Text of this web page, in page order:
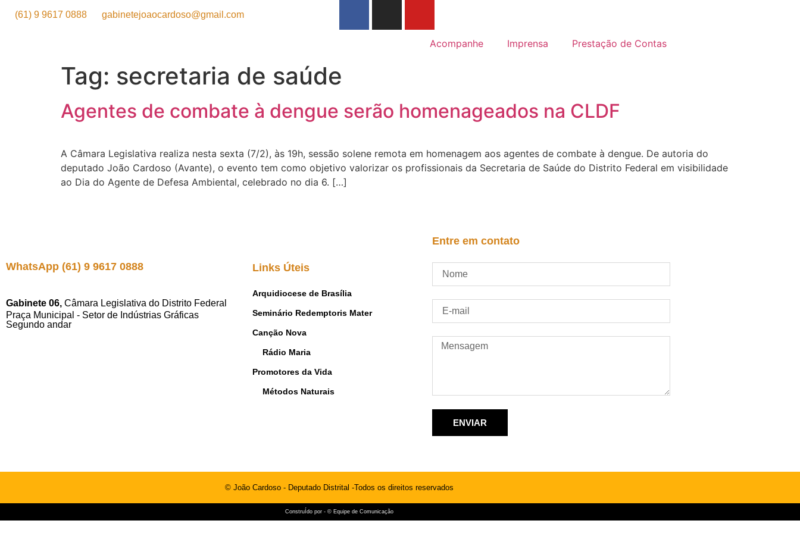
(61) 9 9617 0888 gabinetejoaocardoso@gmail.com
Acompanhe Imprensa Prestação de Contas
Tag: secretaria de saúde
Agentes de combate à dengue serão homenageados na CLDF
A Câmara Legislativa realiza nesta sexta (7/2), às 19h, sessão solene remota em homenagem aos agentes de combate à dengue. De autoria do
deputado João Cardoso (Avante), o evento tem como objetivo valorizar os profissionais da Secretaria de Saúde do Distrito Federal em visibilidade
ao Dia do Agente de Defesa Ambiental, celebrado no dia 6. […]
WhatsApp (61) 9 9617 0888
Gabinete 06, Câmara Legislativa do Distrito Federal
Praça Municipal - Setor de Indústrias Gráficas
Segundo andar
Links Úteis
Arquidiocese de Brasília
Seminário Redemptoris Mater
Canção Nova
Rádio Maria
Promotores da Vida
Métodos Naturais
Entre em contato
ENVIAR
© João Cardoso - Deputado Distrital -Todos os direitos reservados
ConstruÍdo por - © Equipe de Comunicação